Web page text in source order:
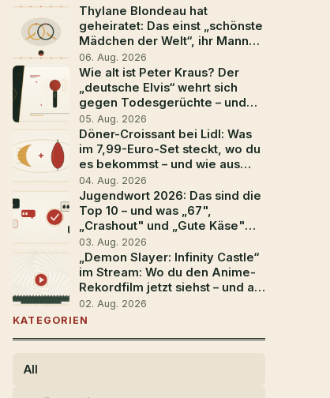
Thylane Blondeau hat
geheiratet: Das einst „schönste
Mädchen der Welt“, ihr Mann
Ben Attal und die
Traumhochzeit in
Südfrankreich
06. Aug. 2026
Wie alt ist Peter Kraus? Der
„deutsche Elvis“ wehrt sich
gegen Todesgerüchte – und
geht mit 88 noch einmal auf
Tour
05. Aug. 2026
Döner-Croissant bei Lidl: Was
im 7,99-Euro-Set steckt, wo du
es bekommst – und wie aus
dem Aprilscherz der Food-
Trend 2026 wurde
04. Aug. 2026
Jugendwort 2026: Das sind die
Top 10 – und was „67",
„Crashout" und „Gute Käse"
bedeuten
03. Aug. 2026
„Demon Slayer: Infinity Castle“
im Stream: Wo du den Anime-
Rekordfilm jetzt siehst – und ab
wann
02. Aug. 2026
KATEGORIEN
All